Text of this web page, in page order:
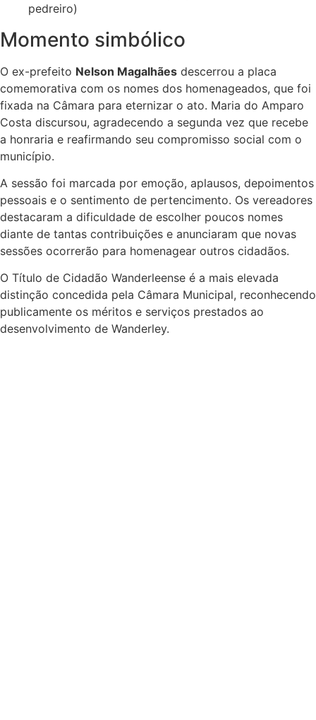
pedreiro)
Momento simbólico
O ex-prefeito Nelson Magalhães descerrou a placa
comemorativa com os nomes dos homenageados, que foi
fixada na Câmara para eternizar o ato. Maria do Amparo
Costa discursou, agradecendo a segunda vez que recebe
a honraria e reafirmando seu compromisso social com o
município.
A sessão foi marcada por emoção, aplausos, depoimentos
pessoais e o sentimento de pertencimento. Os vereadores
destacaram a dificuldade de escolher poucos nomes
diante de tantas contribuições e anunciaram que novas
sessões ocorrerão para homenagear outros cidadãos.
O Título de Cidadão Wanderleense é a mais elevada
distinção concedida pela Câmara Municipal, reconhecendo
publicamente os méritos e serviços prestados ao
desenvolvimento de Wanderley.